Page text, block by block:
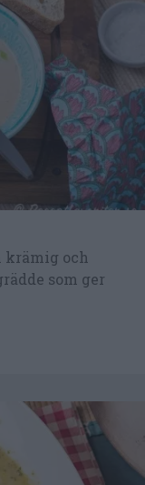
krämig och
som ger